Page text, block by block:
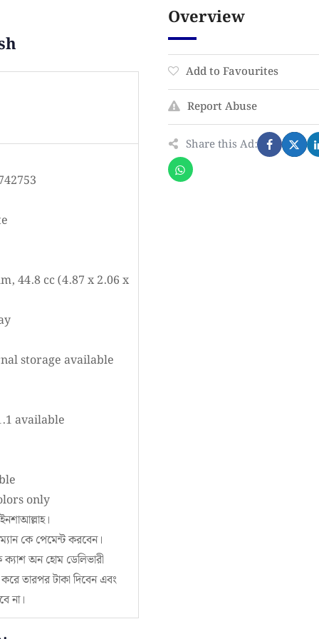
44.8 cc (4.87 x 2.06 x
storage available
available
only
কে পেমেন্ট করবেন।
ক্যাশ অন হোম ডেলিভারী
তারপর টাকা দিবেন এবং
না।
Overview
Add to Favourites
Report Abuse
Share this Ad: